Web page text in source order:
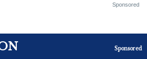
Sponsored
Sponsored